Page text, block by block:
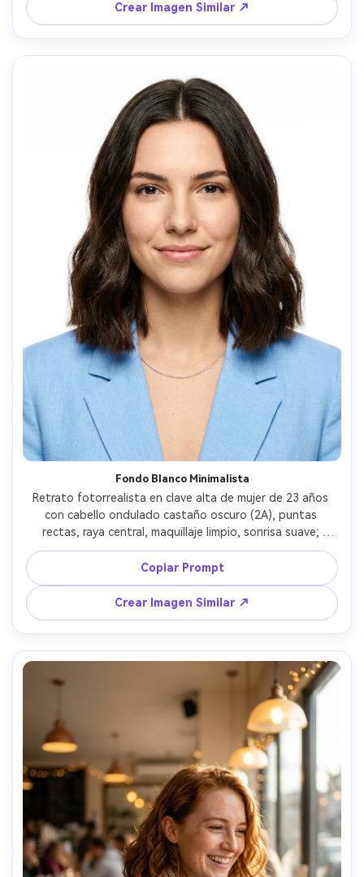
II, 80mm f/1.7, bokeh pronunciado; encuadre pecho arriba,
perfil tres cuartos; ambiente: moderno y cinematográfico;
textura de piel realista, control de ruido, detalle nítido de
cabello, gradación teal-naranja --ar 4:5
Crear Imagen Similar ↗
Fondo Blanco Minimalista
Retrato fotorrealista en clave alta de mujer de 23 años
con cabello ondulado castaño oscuro (2A), puntas
rectas, raya central, maquillaje limpio, sonrisa suave;
blazer azul claro y collar sencillo; fondo de estudio blanco
puro; luz principal difusa y relleno reflector, sombras
mínimas; Canon 5D Mark IV, 70mm f/2.8, detalle nítido;
encuadre cejas-hombros, ángulo frontal; ambiente:
brillante y segura; textura de piel natural, brillo realista de
cabello, alta resolución, enfoque nítido --ar 4:5
Copiar Prompt
Crear Imagen Similar ↗